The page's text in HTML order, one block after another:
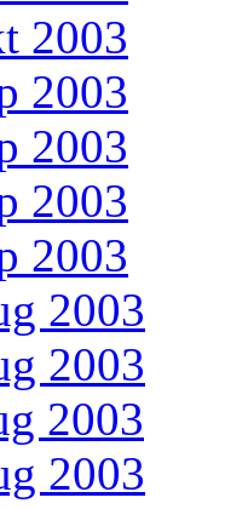
2003
2003
2003
2003
2003
2003
2003
2003
2003